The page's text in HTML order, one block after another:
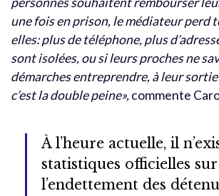
une fois en prison, le médiateur perd
elles: plus de téléphone, plus
sont isolées, ou si leurs proches ne
démarches entreprendre, à leur
c’est la double peine»,commente
À l’heure actuelle, il
statistiques officielles sur
l’endettement des